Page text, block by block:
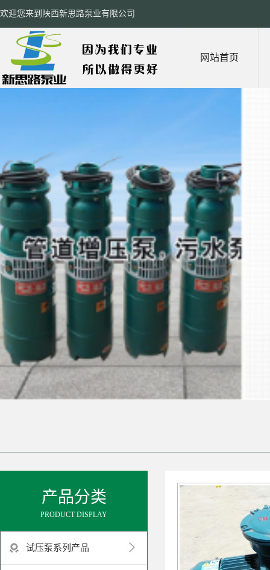
欢迎您来到陕西新思路泵业有限公司
网站首页
产品分类
PRODUCT DISPLAY
试压泵系列产品